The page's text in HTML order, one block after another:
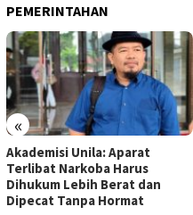
PEMERINTAHAN
«
Akademisi Unila: Aparat
Terlibat Narkoba Harus
Dihukum Lebih Berat dan
Dipecat Tanpa Hormat